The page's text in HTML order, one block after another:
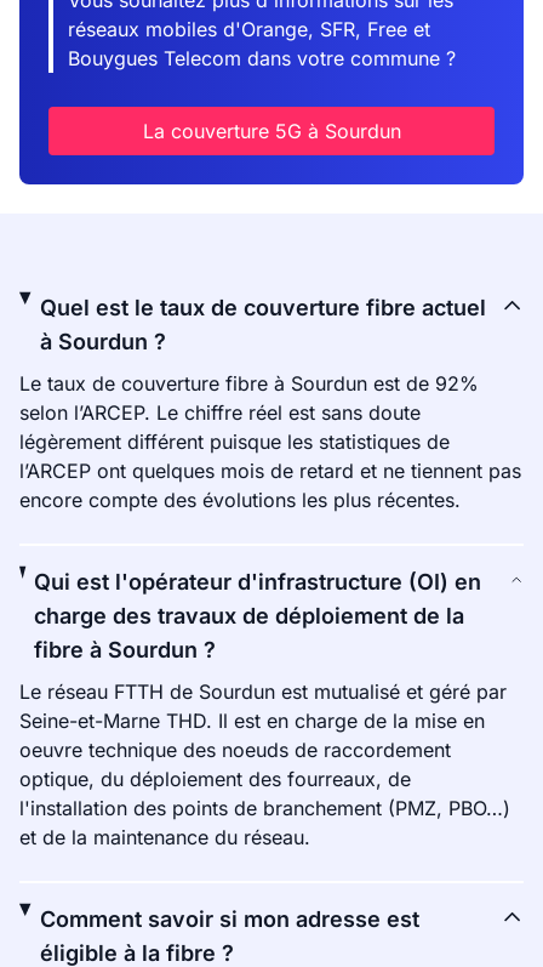
réseaux mobiles d'Orange, SFR, Free et
Bouygues Telecom dans votre commune ?
La couverture 5G à Sourdun
Quel est le taux de couverture fibre actuel
à Sourdun ?
Le taux de couverture fibre à Sourdun est de 92%
selon l’ARCEP. Le chiffre réel est sans doute
légèrement différent puisque les statistiques de
l’ARCEP ont quelques mois de retard et ne tiennent pas
encore compte des évolutions les plus récentes.
Qui est l'opérateur d'infrastructure (OI) en
charge des travaux de déploiement de la
fibre à Sourdun ?
Le réseau FTTH de Sourdun est mutualisé et géré par
Seine-et-Marne THD. Il est en charge de la mise en
oeuvre technique des noeuds de raccordement
optique, du déploiement des fourreaux, de
l'installation des points de branchement (PMZ, PBO…)
et de la maintenance du réseau.
Comment savoir si mon adresse est
éligible à la fibre ?